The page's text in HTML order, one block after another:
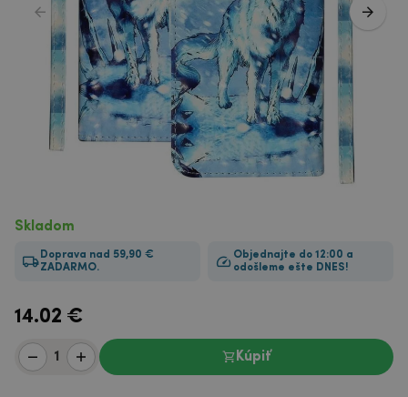
Skladom
Doprava nad 59,90 €
ZADARMO.
Objednajte do 12:00 a
odošleme ešte DNES!
14.02 €
Kúpiť